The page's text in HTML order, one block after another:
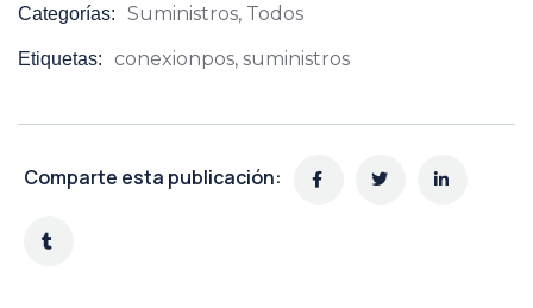
Categorías: Suministros, Todos
Etiquetas: conexionpos, suministros
Comparte esta publicación: